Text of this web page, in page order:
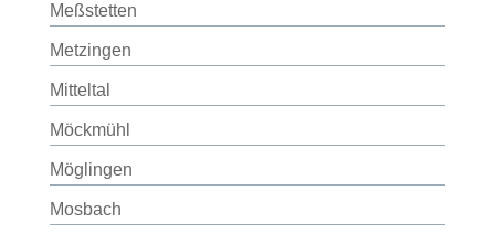
Meßstetten
Metzingen
Mitteltal
Möckmühl
Möglingen
Mosbach